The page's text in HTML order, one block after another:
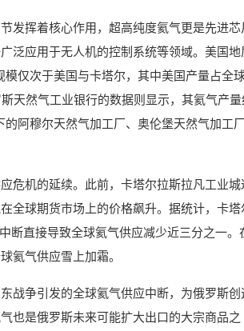
发挥着核心作用，超高纯度氦气更是先进芯
泛应用于无人机的控制系统等领域。美国地
仅次于美国与卡塔尔，其中美国产量占全
天然气工业银行的数据则显示，其氦气产
阿穆尔天然气加工厂、奥伦堡天然气加工
危机的延续。此前，卡塔尔拉斯拉凡工业城
全球期货市场上的价格飙升。据统计，卡塔
断直接导致全球氦气供应减少近三分之一。
氦气供应雪上加霜。
战争引发的全球氦气供应中断，为俄罗斯创
也是俄罗斯未来可能扩大出口的大宗商品之